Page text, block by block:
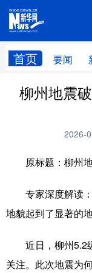
首页 要闻
广西频道
新华网导航
学习进行时
国际
台湾
柳州地震
2026-
原标题：柳州地
专家深度解读：
地貌起到了显著的
近日，柳州5.2级
关注。此次地震为